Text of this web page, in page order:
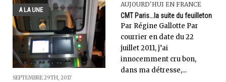
A LA UNE
SEPTEMBRE 29TH, 2017
AUJOURD'HUI EN FRANCE
CMT Paris...la suite du feuilleton
Par Régine Gallotte Par
courrier en date du 22
juillet 2011, j’ai
innocemment cru bon,
dans ma détresse,...